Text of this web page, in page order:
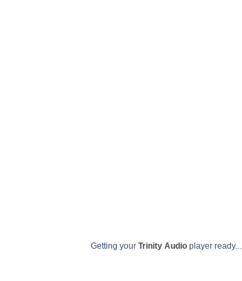
Getting your Trinity Audio player ready...